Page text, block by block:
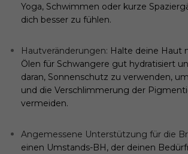
Yoga, Schwimmen oder kurze
dich besser zu fühlen.
Hautveränderungen: Halte deine Haut
Ölen für Schwangere gut hydratisiert
daran, Sonnenschutz zu verwenden,
und die Verschlimmerung der
vermeiden.
Angemessene Unterstützung für die
einen Umstands-BH, der deinen